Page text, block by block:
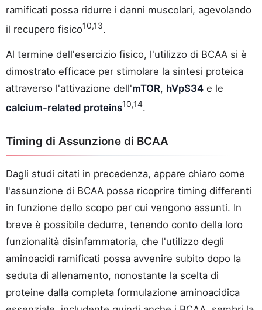
ramificati possa ridurre i danni muscolari, agevolando
il recupero fisico10,13.
Al termine dell'esercizio fisico, l'utilizzo di BCAA si è
dimostrato efficace per stimolare la sintesi proteica
attraverso l'attivazione dell'mTOR, hVpS34 e le
calcium-related proteins10,14.
Timing di Assunzione di BCAA
Dagli studi citati in precedenza, appare chiaro come
l'assunzione di BCAA possa ricoprire timing differenti
in funzione dello scopo per cui vengono assunti. In
breve è possibile dedurre, tenendo conto della loro
funzionalità disinfammatoria, che l'utilizzo degli
aminoacidi ramificati possa avvenire subito dopo la
seduta di allenamento, nonostante la scelta di
proteine dalla completa formulazione aminoacidica